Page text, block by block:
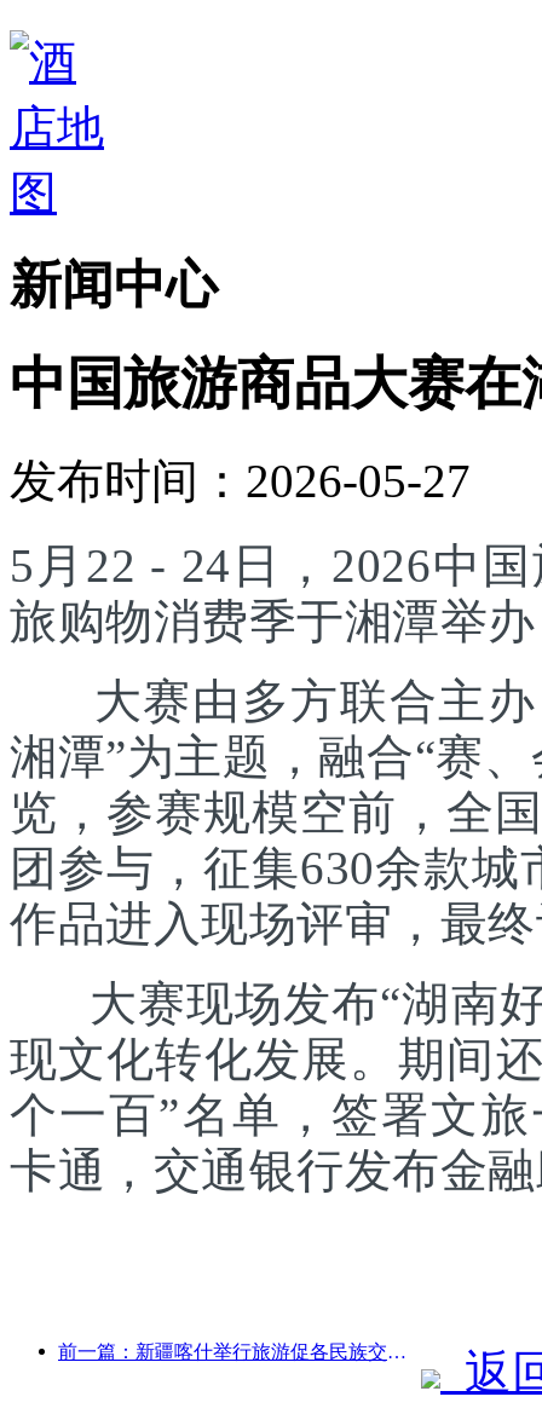
新闻中心
中国旅游商品大赛
发布时间：2026-05-27
5月22 - 24日，2026中
旅购物消费季于湘潭举
大赛由多方联合主办
湘潭”为主题，融合“赛
览，参赛规模空前，全
团参与，征集630余款
作品进入现场评审，最
大赛现场发布“湖南好
现文化转化发展。期间
个一百”名单，签署文
卡通，交通银行发布金
前一篇：新疆喀什举行旅游促各民族交流推广活动 返